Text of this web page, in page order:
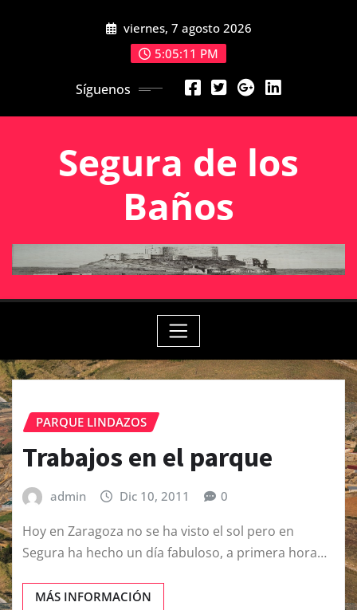
viernes, 7 agosto 2026
5:05:11 PM
Síguenos
Segura de los
Baños
PARQUE LINDAZOS
Trabajos en el parque
admin Dic 10, 2011 0
Hoy en Zaragoza no se ha visto el sol pero en
Segura ha hecho un día fabuloso, a primera hora…
MÁS INFORMACIÓN